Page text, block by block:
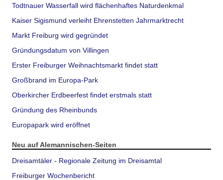
Todtnauer Wasserfall wird flächenhaftes Naturdenkmal
Kaiser Sigismund verleiht Ehrenstetten Jahrmarktrecht
Markt Freiburg wird gegründet
Gründungsdatum von Villingen
Erster Freiburger Weihnachtsmarkt findet statt
Großbrand im Europa-Park
Oberkircher Erdbeerfest findet erstmals statt
Gründung des Rheinbunds
Europapark wird eröffnet
Neu auf Alemannischen-Seiten
Dreisamtäler - Regionale Zeitung im Dreisamtal
Freiburger Wochenbericht